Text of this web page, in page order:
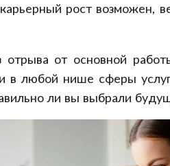
рост возможен,
от основной
в любой нише сферы
ли вы выбрали